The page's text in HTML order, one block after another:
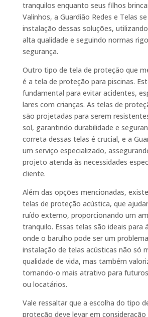
tranquilos enquanto seus filhos
Valinhos, a Guardião Redes e Telas
instalação dessas soluções,
alta qualidade e seguindo normas
segurança.
Outro tipo de tela de proteção que
é a tela de proteção para piscinas.
fundamental para evitar acidentes,
lares com crianças. As telas de
são projetadas para serem
sol, garantindo durabilidade e
correta dessas telas é crucial, e a
um serviço especializado,
projeto atenda às necessidades
cliente.
Além das opções mencionadas,
telas de proteção acústica, que
ruído externo, proporcionando um
tranquilo. Essas telas são ideais para
onde o barulho pode ser um
instalação de telas acústicas não só
qualidade de vida, mas também
tornando-o mais atrativo para
ou locatários.
Vale ressaltar que a escolha do tipo
proteção deve levar em